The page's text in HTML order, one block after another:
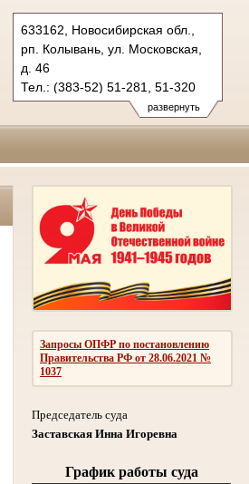
развернуть
633162, Новосибирская обл.,
рп. Колывань, ул. Московская,
д. 46
Тел.: (383-52) 51-281, 51-320
kolyvansky.nsk@sudrf.ru
Запросы ОПФР по постановлению
Правительства РФ от 28.06.2021 №
1037
Председатель суда
Заставская Инна Игоревна
График работы суда